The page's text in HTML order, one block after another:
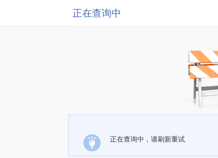
正在查询中
正在查询中，请刷新重试